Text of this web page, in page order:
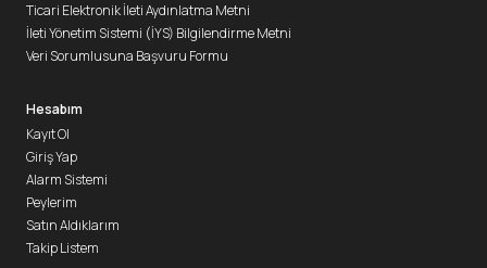
Ticari Elektronik İleti Aydınlatma Metni
İleti Yönetim Sistemi (İYS) Bilgilendirme Metni
Veri Sorumlusuna Başvuru Formu
Hesabım
Kayıt Ol
Giriş Yap
Alarm Sistemi
Peylerim
Satın Aldıklarım
Takip Listem